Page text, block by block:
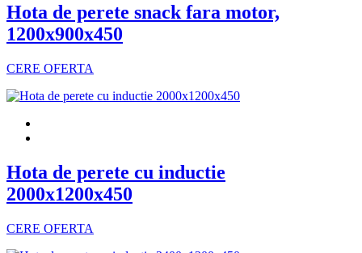
Hota de perete snack fara motor,
1200x900x450
CERE OFERTA
Hota de perete cu inductie
2000x1200x450
CERE OFERTA